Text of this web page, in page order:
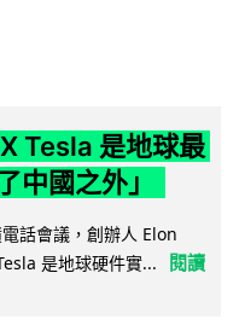
Tesla 是地球最
中國之外」
話會議，創辦人 Elon
是地球硬件實...
閱讀